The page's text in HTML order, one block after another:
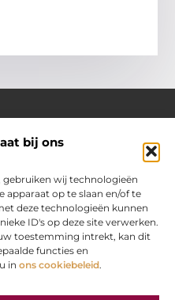
bij ons
gebruiken wij technologieën
apparaat op te slaan en/of te
deze technologieën kunnen
ID's op deze site verwerken.
toestemming intrekt, kan dit
functies en
in ons cookiebeleid.
en dagelijkse inspiratie
artikelen en blogs
en verrassende
leven nét wat eenvoudiger